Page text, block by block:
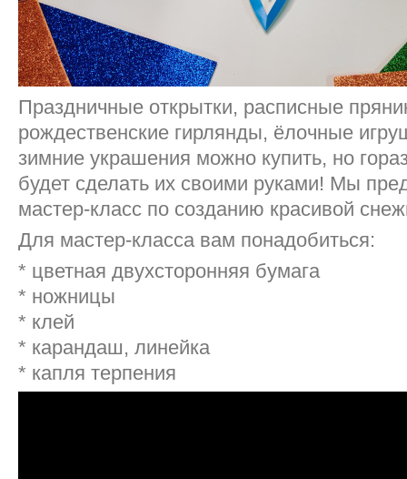
Праздничные открытки, расписные
рождественские гирлянды, ёлочные
зимние украшения можно купить, но
будет сделать их своими руками! Мы
мастер-класс по созданию красивой
Для мастер-класса вам понадобиться:
* цветная двухсторонняя бумага
* ножницы
* клей
* карандаш, линейка
* капля терпения